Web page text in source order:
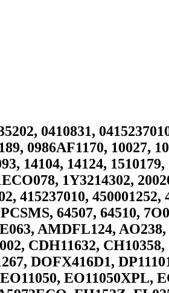
0410831,
0986AF1170, 10027,
14104, 14124,
1Y3214302,
415237010,
64507, 64510,
AMDFL124,
CDH11632,
DOFX416D1,
EO11050XPL,